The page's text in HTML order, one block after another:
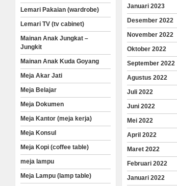
Lemari Pakaian (wardrobe)
Lemari TV (tv cabinet)
Mainan Anak Jungkat –
Jungkit
Mainan Anak Kuda Goyang
Meja Akar Jati
Meja Belajar
Meja Dokumen
Meja Kantor (meja kerja)
Meja Konsul
Meja Kopi (coffee table)
meja lampu
Meja Lampu (lamp table)
Januari 2023
Desember 2022
November 2022
Oktober 2022
September 2022
Agustus 2022
Juli 2022
Juni 2022
Mei 2022
April 2022
Maret 2022
Februari 2022
Januari 2022